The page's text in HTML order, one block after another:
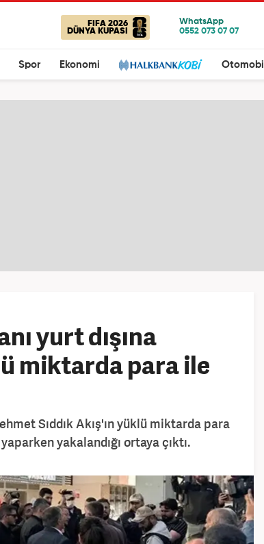
FIFA 2026
DÜNYA KUPASI
Spor Ekonomi Otomobil
yurt dışına
miktarda para ile
Sıddık Akış'ın yüklü miktarda para
yaparken yakalandığı ortaya çıktı.